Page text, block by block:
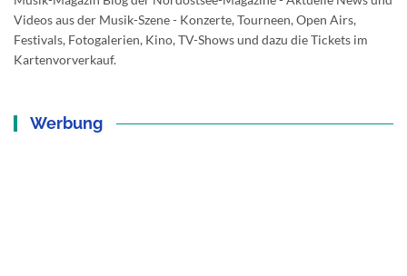
Videos aus der Musik-Szene - Konzerte, Tourneen, Open Airs,
Festivals, Fotogalerien, Kino, TV-Shows und dazu die Tickets im
Kartenvorverkauf.
Werbung